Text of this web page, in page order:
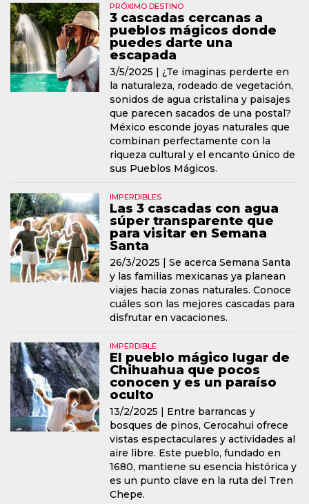
PRÓXIMO DESTINO
3 cascadas cercanas a
pueblos mágicos donde
puedes darte una
escapada
3/5/2025 |¿Te imaginas perderte en
la naturaleza, rodeado de vegetación,
sonidos de agua cristalina y paisajes
que parecen sacados de una postal?
México esconde joyas naturales que
combinan perfectamente con la
riqueza cultural y el encanto único de
sus Pueblos Mágicos.
IMPERDIBLES
Las 3 cascadas con agua
súper transparente que
para visitar en Semana
Santa
26/3/2025 |Se acerca Semana Santa
y las familias mexicanas ya planean
viajes hacia zonas naturales. Conoce
cuáles son las mejores cascadas para
disfrutar en vacaciones.
IMPERDIBLE
El pueblo mágico lugar de
Chihuahua que pocos
conocen y es un paraíso
oculto
13/2/2025 | Entre barrancas y
bosques de pinos, Cerocahui ofrece
vistas espectaculares y actividades al
aire libre. Este pueblo, fundado en
1680, mantiene su esencia histórica y
es un punto clave en la ruta del Tren
Chepe.